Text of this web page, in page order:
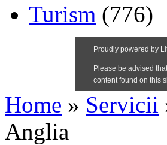
Turism (776)
Home » Servicii
Anglia